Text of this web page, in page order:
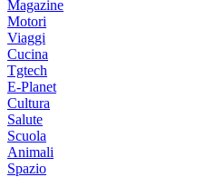
Magazine
Motori
Viaggi
Cucina
Tgtech
E-Planet
Cultura
Salute
Scuola
Animali
Spazio